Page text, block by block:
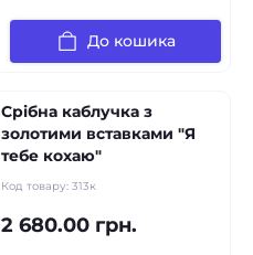
До кошика
Срібна каблучка з
золотими вставками "Я
тебе кохаю"
Код товару: 313к
2 680.00 грн.